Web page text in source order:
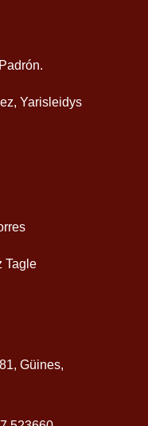
Yarisleidys
Tagle
Güines,